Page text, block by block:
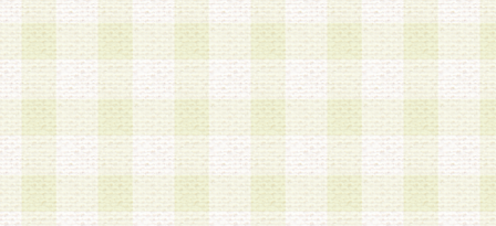
5.当社は、必要と認めた場合、会員に対して、電
手段により登録情報の対象者が会員登録者本人で
の内容が正確であること、アンケートの回答内容
うことができるものとます。
6.会員は、会員登録後当社が定期的に行う登録情
して、当社指定の期間内に更新手続きを行うもの
該期間内に更新手続きを行わない場合、その時点
発行したポイントは失効されるものとします。